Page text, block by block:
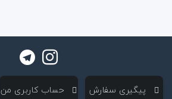
‌ پیگیری سفارش ‌ حساب کاربری من